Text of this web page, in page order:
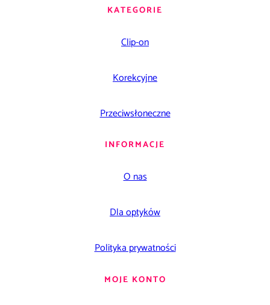
KATEGORIE
Clip-on
Korekcyjne
Przeciwsłoneczne
INFORMACJE
O nas
Dla optyków
Polityka prywatności
MOJE KONTO